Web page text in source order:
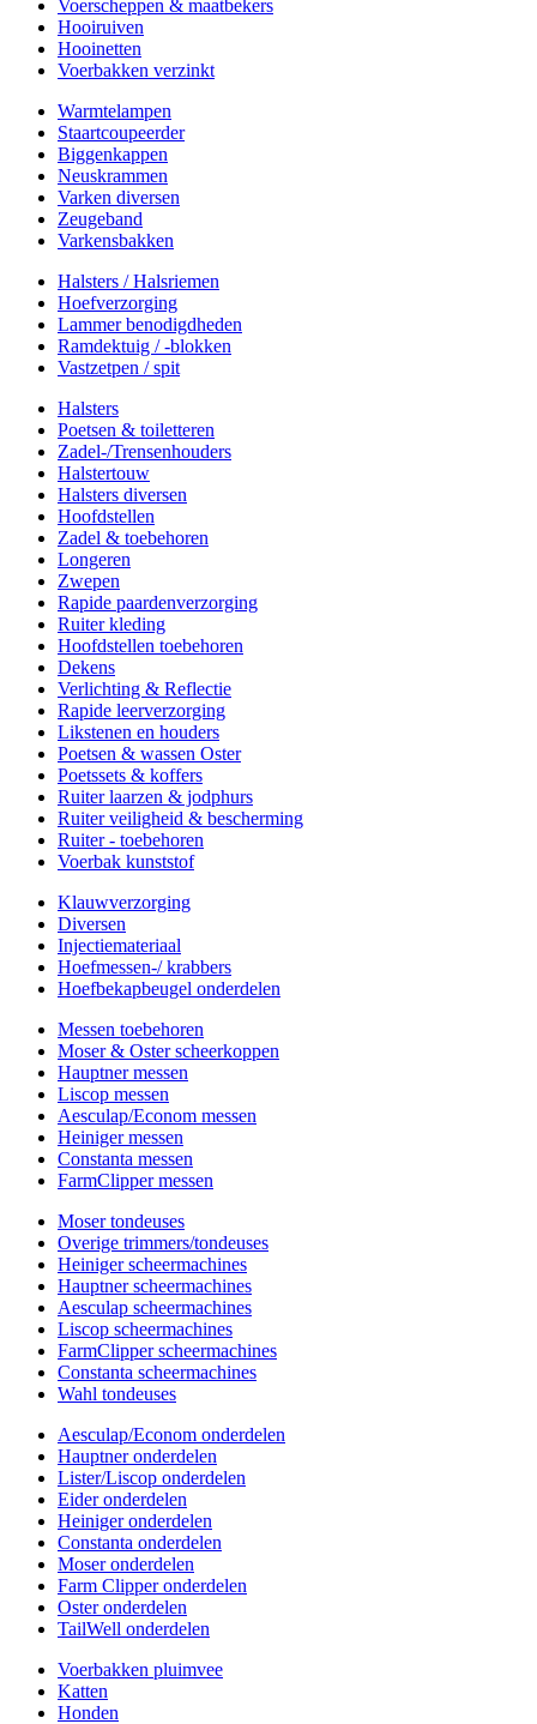
Voerscheppen & maatbekers
Hooiruiven
Hooinetten
Voerbakken verzinkt
Warmtelampen
Staartcoupeerder
Biggenkappen
Neuskrammen
Varken diversen
Zeugeband
Varkensbakken
Halsters / Halsriemen
Hoefverzorging
Lammer benodigdheden
Ramdektuig / -blokken
Vastzetpen / spit
Halsters
Poetsen & toiletteren
Zadel-/Trensenhouders
Halstertouw
Halsters diversen
Hoofdstellen
Zadel & toebehoren
Longeren
Zwepen
Rapide paardenverzorging
Ruiter kleding
Hoofdstellen toebehoren
Dekens
Verlichting & Reflectie
Rapide leerverzorging
Likstenen en houders
Poetsen & wassen Oster
Poetssets & koffers
Ruiter laarzen & jodphurs
Ruiter veiligheid & bescherming
Ruiter - toebehoren
Voerbak kunststof
Klauwverzorging
Diversen
Injectiemateriaal
Hoefmessen-/ krabbers
Hoefbekapbeugel onderdelen
Messen toebehoren
Moser & Oster scheerkoppen
Hauptner messen
Liscop messen
Aesculap/Econom messen
Heiniger messen
Constanta messen
FarmClipper messen
Moser tondeuses
Overige trimmers/tondeuses
Heiniger scheermachines
Hauptner scheermachines
Aesculap scheermachines
Liscop scheermachines
FarmClipper scheermachines
Constanta scheermachines
Wahl tondeuses
Aesculap/Econom onderdelen
Hauptner onderdelen
Lister/Liscop onderdelen
Eider onderdelen
Heiniger onderdelen
Constanta onderdelen
Moser onderdelen
Farm Clipper onderdelen
Oster onderdelen
TailWell onderdelen
Voerbakken pluimvee
Katten
Honden